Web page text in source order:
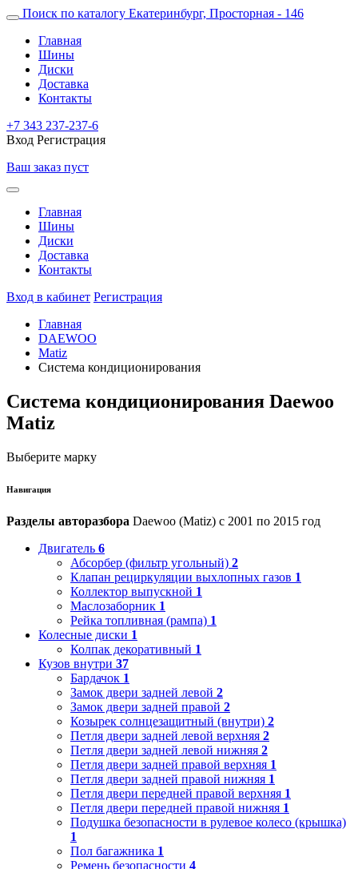
Поиск по каталогу Екатеринбург, Просторная - 146
Главная
Шины
Диски
Доставка
Контакты
+7 343 237-237-6
Вход Регистрация
Ваш заказ пуст
Главная
Шины
Диски
Доставка
Контакты
Вход в кабинет Регистрация
Главная
DAEWOO
Matiz
Система кондиционирования
Система кондиционирования Daewoo
Matiz
Выберите марку
Навигация
Разделы авторазбора Daewoo (Matiz) с 2001 по 2015 год
Двигатель 6
Абсорбер (фильтр угольный) 2
Клапан рециркуляции выхлопных газов 1
Коллектор выпускной 1
Маслозаборник 1
Рейка топливная (рампа) 1
Колесные диски 1
Колпак декоративный 1
Кузов внутри 37
Бардачок 1
Замок двери задней левой 2
Замок двери задней правой 2
Козырек солнцезащитный (внутри) 2
Петля двери задней левой верхняя 2
Петля двери задней левой нижняя 2
Петля двери задней правой верхняя 1
Петля двери задней правой нижняя 1
Петля двери передней правой верхняя 1
Петля двери передней правой нижняя 1
Подушка безопасности в рулевое колесо (крышка)
1
Пол багажника 1
Ремень безопасности 4